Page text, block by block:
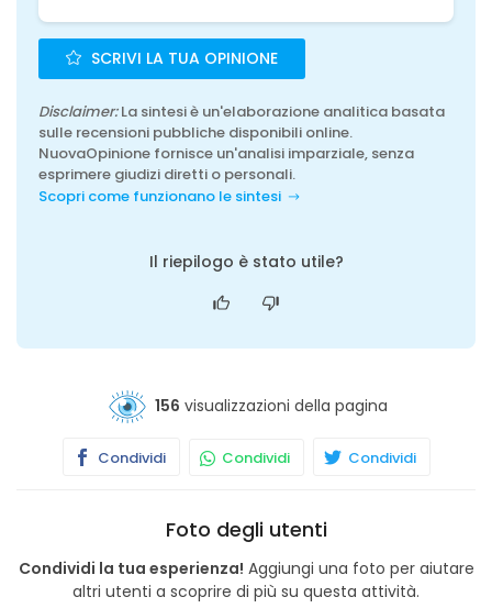
SCRIVI LA TUA OPINIONE
Disclaimer:La sintesi è un'elaborazione analitica basata
sulle recensioni pubbliche disponibili online.
NuovaOpinione fornisce un'analisi imparziale, senza
esprimere giudizi diretti o personali.
Scopri come funzionano le sintesi
Il riepilogo è stato utile?
156 visualizzazioni della pagina
Condividi Condividi Condividi
Foto degli utenti
Condividi la tua esperienza! Aggiungi una foto per aiutare
altri utenti a scoprire di più su questa attività.